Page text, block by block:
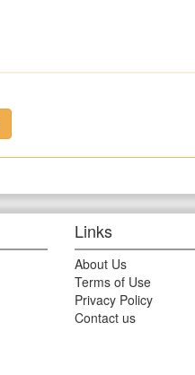
Links
About Us
Terms of Use
Privacy Policy
Contact us